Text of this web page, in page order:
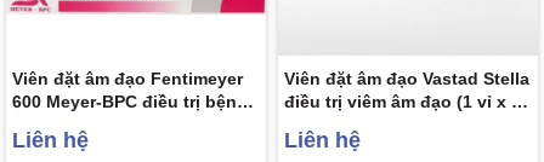
Viên đặt âm đạo Fentimeyer
600 Meyer-BPC điều trị bệnh
3 viên)
Liên hệ
Viên đặt âm đạo Vastad Stella
điều trị viêm âm đạo (1 vỉ x 10
Liên hệ